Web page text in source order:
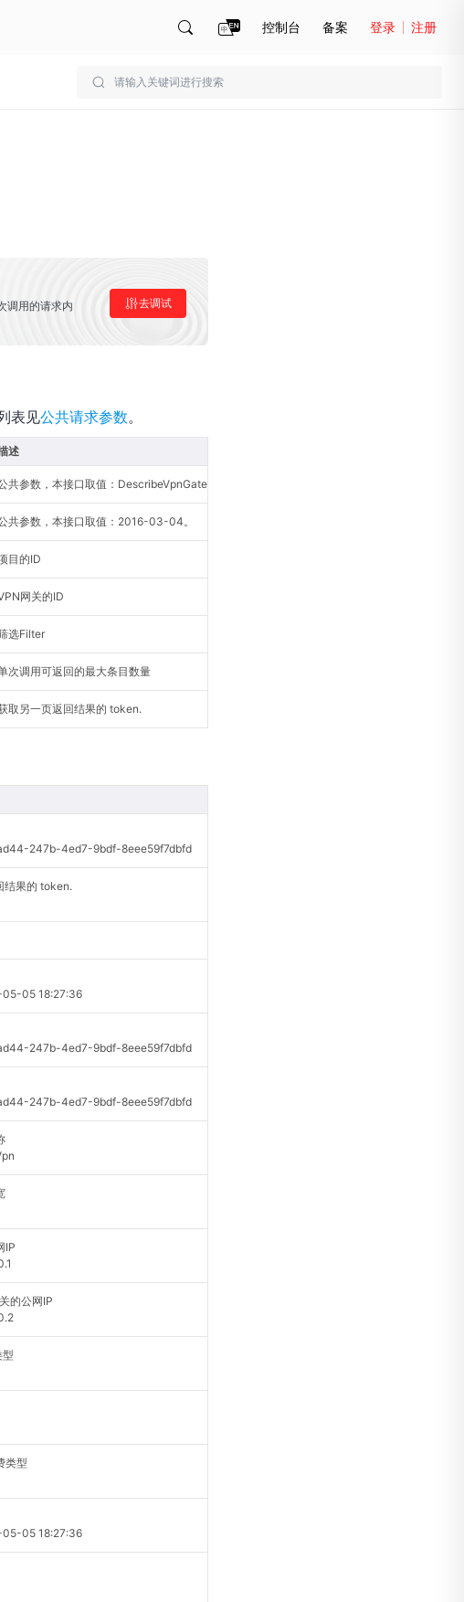
控制台 备案 登录 注册
调用的请求内
去调试
表见公共请求参数。
述
共参数，本接口取值：DescribeVpnGateways。
共参数，本接口取值：2016-03-04。
目的ID
网关的ID
选Filter
次调用可返回的最大条目数量
取另一页返回结果的 token.
247b-4ed7-9bdf-8eee59f7dbfd
结果的 token.
05-05 18:27:36
247b-4ed7-9bdf-8eee59f7dbfd
247b-4ed7-9bdf-8eee59f7dbfd
IP
的公网IP
类型
05-05 18:27:36